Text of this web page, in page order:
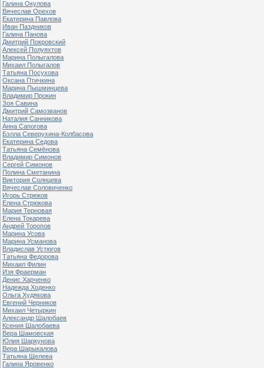
Галина Окулова
Вячеслав Орехов
Екатерина Павлова
Иван Паздников
Галина Панова
Дмитрий Покровский
Алексей Полуяхтов
Марина Полыгалова
Михаил Полыгалов
Татьяна Посухова
Оксана Птичкина
Марина Пышминцева
Владимир Прокин
Зоя Савина
Дмитрий Самозванов
Наталия Санникова
Анна Сапогова
Бэлла Северухина-Колбасова
Екатерина Седова
Татьяна Семёнова
Владимир Симонов
Сергей Симонов
Полина Сметанина
Виктория Солнцева
Вячеслав Соловиченко
Игорь Стрюков
Елена Стрюкова
Мария Терновая
Елена Токарева
Андрей Торопов
Марина Усова
Марина Усманова
Владислав Устюгов
Татьяна Федорова
Михаил Филин
Изя Фраерман
Денис Харченко
Надежда Ходенко
Ольга Худякова
Евгений Черников
Михаил Четыркин
Александр Шалобаев
Ксения Шалобаева
Вера Шамовская
Юлия Шаркунова
Вера Шарыкалова
Татьяна Щелева
Галина Яровенко